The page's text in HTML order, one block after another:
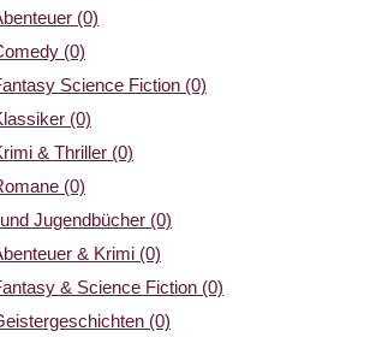
(0)
(0)
Science Fiction (0)
(0)
& Thriller (0)
(0)
Jugendbücher (0)
& Krimi (0)
& Science Fiction (0)
(0)